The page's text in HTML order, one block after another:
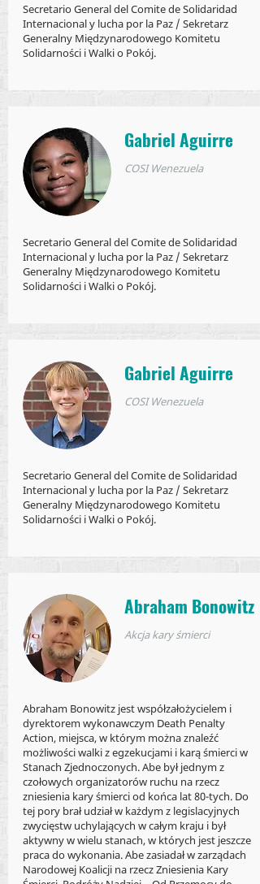
Secretario General del Comite de Solidaridad
Internacional y lucha por la Paz / Sekretarz
Generalny Międzynarodowego Komitetu
Solidarności i Walki o Pokój.
Gabriel Aguirre
COSI Wenezuela
Secretario General del Comite de Solidaridad
Internacional y lucha por la Paz / Sekretarz
Generalny Międzynarodowego Komitetu
Solidarności i Walki o Pokój.
Gabriel Aguirre
COSI Wenezuela
Secretario General del Comite de Solidaridad
Internacional y lucha por la Paz / Sekretarz
Generalny Międzynarodowego Komitetu
Solidarności i Walki o Pokój.
Abraham Bonowitz
Akcja kary śmierci
Abraham Bonowitz jest współzałożycielem i
dyrektorem wykonawczym Death Penalty
Action, miejsca, w którym można znaleźć
możliwości walki z egzekucjami i karą śmierci w
Stanach Zjednoczonych. Abe był jednym z
czołowych organizatorów ruchu na rzecz
zniesienia kary śmierci od końca lat 80-tych. Do
tej pory brał udział w każdym z legislacyjnych
zwycięstw uchylających w całym kraju i był
aktywny w wielu stanach, w których jest jeszcze
praca do wykonania. Abe zasiadał w zarządach
Narodowej Koalicji na rzecz Zniesienia Kary